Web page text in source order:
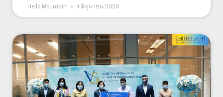
Hello Mountain 1 มิถุนายน 2020